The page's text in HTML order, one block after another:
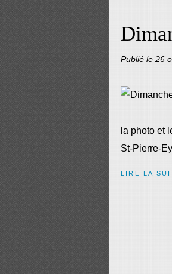
Publié le 26
la photo et
St-Pierre-
LIRE LA